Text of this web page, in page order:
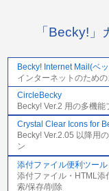
「Becky!
Becky! Internet Mail(ベ
インターネットのため
CircleBecky
Becky! Ver.2 用の多機能
Crystal Clear Icons for
Becky! Ver.2.05 以降用
ン
添付ファイル便利ツー
添付ファイル・HTML添
索/保存/削除